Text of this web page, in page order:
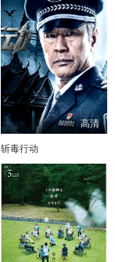
高清
斩毒行动